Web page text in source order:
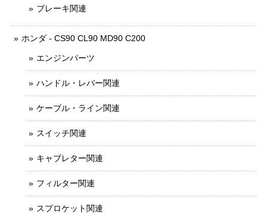
ブレーキ関連
ホンダ - CS90 CL90 MD90 C200
エンジンパーツ
ハンドル・レバー関連
ケーブル・ライン関連
スイッチ関連
キャブレター関連
フィルター関連
スプロケット関連